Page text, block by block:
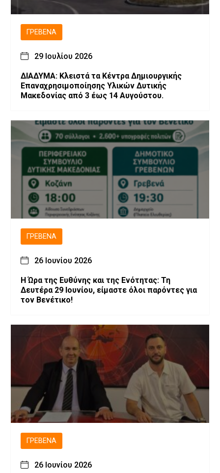
ΓΡΕΒΕΝΆ
29 Ιουλίου 2026
ΔΙΑΔΥΜΑ: Κλειστά τα Κέντρα Δημιουργικής
Επαναχρησιμοποίησης Υλικών Δυτικής
Μακεδονίας από 3 έως 14 Αυγούστου.
ΓΡΕΒΕΝΆ
26 Ιουνίου 2026
Η Ώρα της Ευθύνης και της Ενότητας: Τη
Δευτέρα 29 Ιουνίου, είμαστε όλοι παρόντες για
τον Βενέτικο!
ΓΡΕΒΕΝΆ
26 Ιουνίου 2026